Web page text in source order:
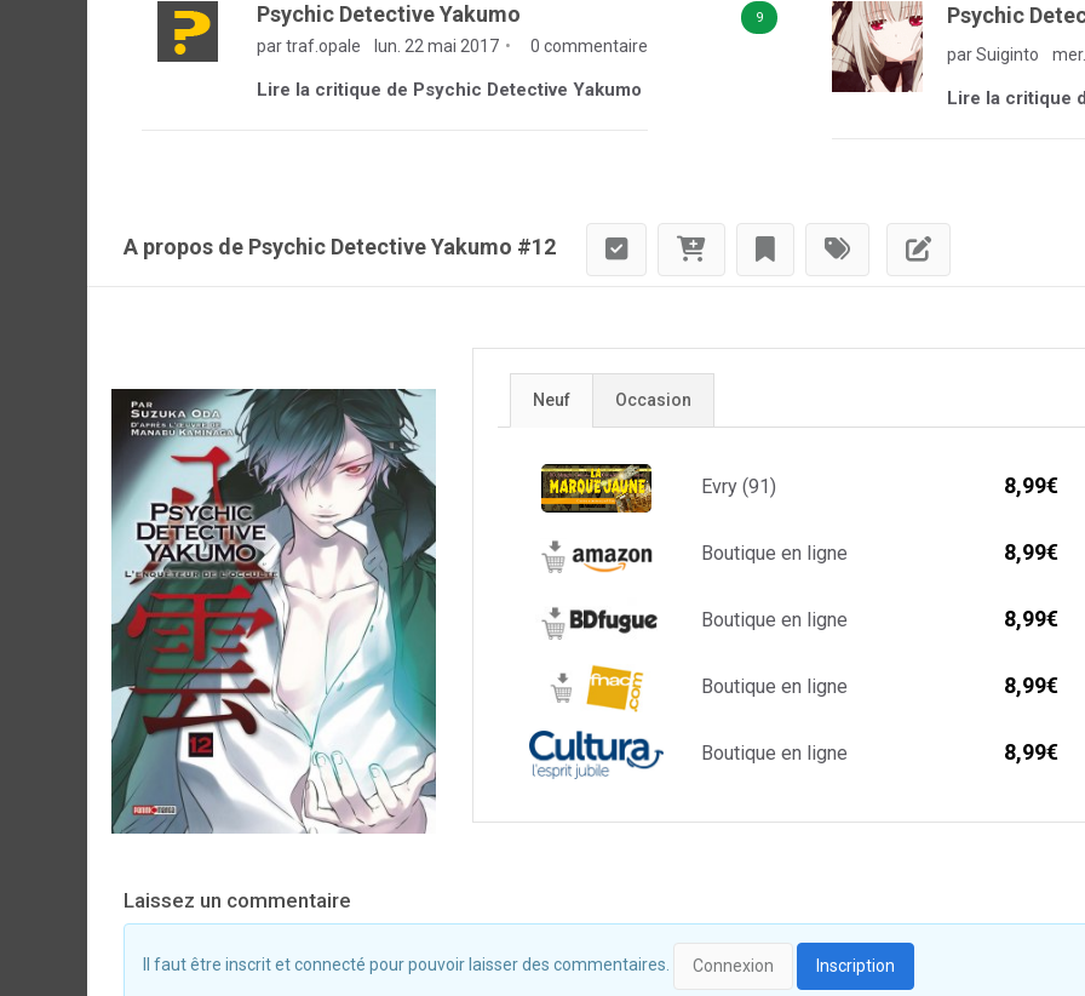
9
Psychic Detective Yakumo
par traf.opale lun. 22 mai 2017 0 commentaire
Lire la critique de Psychic Detective Yakumo
Psychic
par Suiginto
Lire la critique
A propos de Psychic Detective Yakumo #12
Neuf Occasion
Evry (91) 8,99€
Boutique en ligne 8,99€
Boutique en ligne 8,99€
Boutique en ligne 8,99€
Boutique en ligne 8,99€
Laissez un commentaire
Il faut être inscrit et connecté pour pouvoir laisser des commentaires. Connexion Inscription